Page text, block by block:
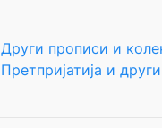
Други прописи и
Претпријатија и